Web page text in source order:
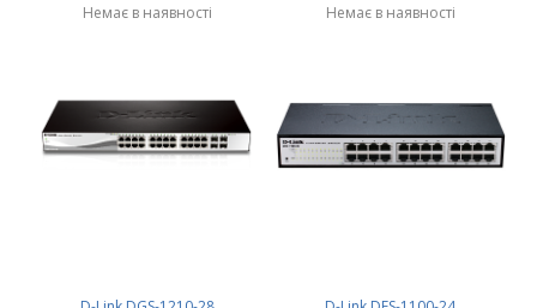
Немає в наявності Немає в наявності